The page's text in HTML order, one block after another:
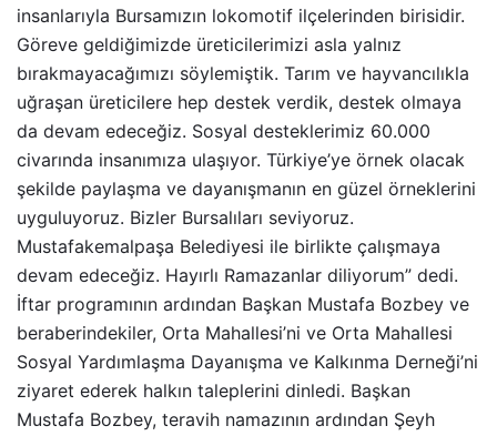
insanlarıyla Bursamızın lokomotif ilçelerinden birisidir.
Göreve geldiğimizde üreticilerimizi asla yalnız
bırakmayacağımızı söylemiştik. Tarım ve hayvancılıkla
uğraşan üreticilere hep destek verdik, destek olmaya
da devam edeceğiz. Sosyal desteklerimiz 60.000
civarında insanımıza ulaşıyor. Türkiye’ye örnek olacak
şekilde paylaşma ve dayanışmanın en güzel örneklerini
uyguluyoruz. Bizler Bursalıları seviyoruz.
Mustafakemalpaşa Belediyesi ile birlikte çalışmaya
devam edeceğiz. Hayırlı Ramazanlar diliyorum” dedi.
İftar programının ardından Başkan Mustafa Bozbey ve
beraberindekiler, Orta Mahallesi’ni ve Orta Mahallesi
Sosyal Yardımlaşma Dayanışma ve Kalkınma Derneği’ni
ziyaret ederek halkın taleplerini dinledi. Başkan
Mustafa Bozbey, teravih namazının ardından Şeyh